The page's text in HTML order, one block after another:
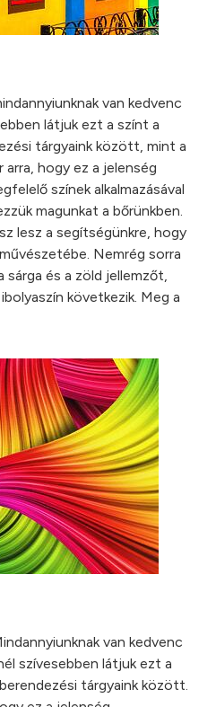
van kedvenc
látjuk ezt a színt a
tárgyaink között, mint a
hogy ez a jelenség
színek alkalmazásával
magunkat a bőrünkben.
lesz a segítségünkre, hogy
Nemrég sorra
sárga és a zöld jellemzőt,
következik. Meg a
van kedvenc
szívesebben látjuk ezt a
tárgyaink között.